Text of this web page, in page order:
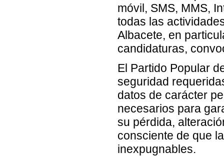
móvil, SMS, MMS,
todas las
Albacete, en
candidaturas,
El Partido Popular
seguridad
datos de carácter
necesarios para
su pérdida,
consciente de que
inexpugnables.